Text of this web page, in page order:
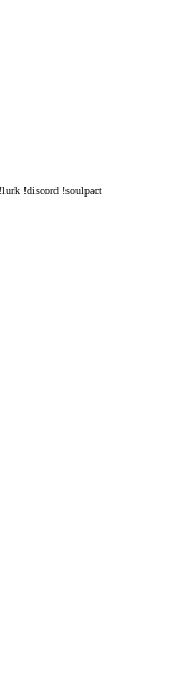
!discord !soulpact